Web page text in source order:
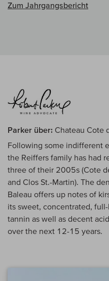
Zum Jahrgangsbericht
Parker über: Chateau Cote
Following some indifferent
the Reiffers family has had
three of their 2005s (Cote
and Clos St.-Martin). The
Baleau offers up notes of
its sweet, concentrated,
tannin as well as decent
over the next 12-15 years.